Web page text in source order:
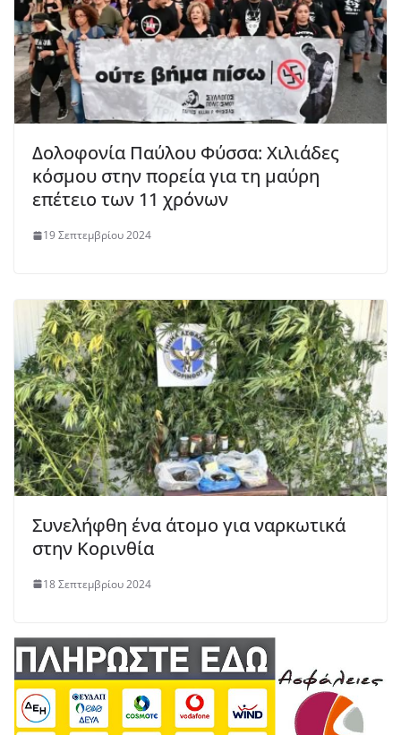
Δολοφονία Παύλου Φύσσα: Χιλιάδες
κόσμου στην πορεία για τη μαύρη
επέτειο των 11 χρόνων
19 Σεπτεμβρίου 2024
Συνελήφθη ένα άτομο για ναρκωτικά
στην Κορινθία
18 Σεπτεμβρίου 2024